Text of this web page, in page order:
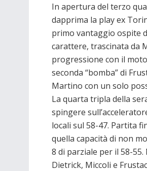
In apertura del terzo
dapprima la play ex
primo vantaggio ospite
carattere, trascinata da
progressione con il
seconda “bomba” di
Martino con un solo
La quarta tripla della
spingere
locali sul 58-47. Partita
quella capacità di non
8 di parziale per il 58-
Dietrick, Miccoli e